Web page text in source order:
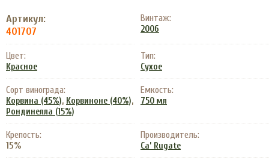
Артикул:
401707
Винтаж:
2006
Цвет:
Красное
Тип:
Сухое
Сорт винограда:
Корвина (45%), Корвиноне (40%),
Рондинелла (15%)
Емкость:
750 мл
Крепость:
15%
Производитель:
Ca’ Rugate